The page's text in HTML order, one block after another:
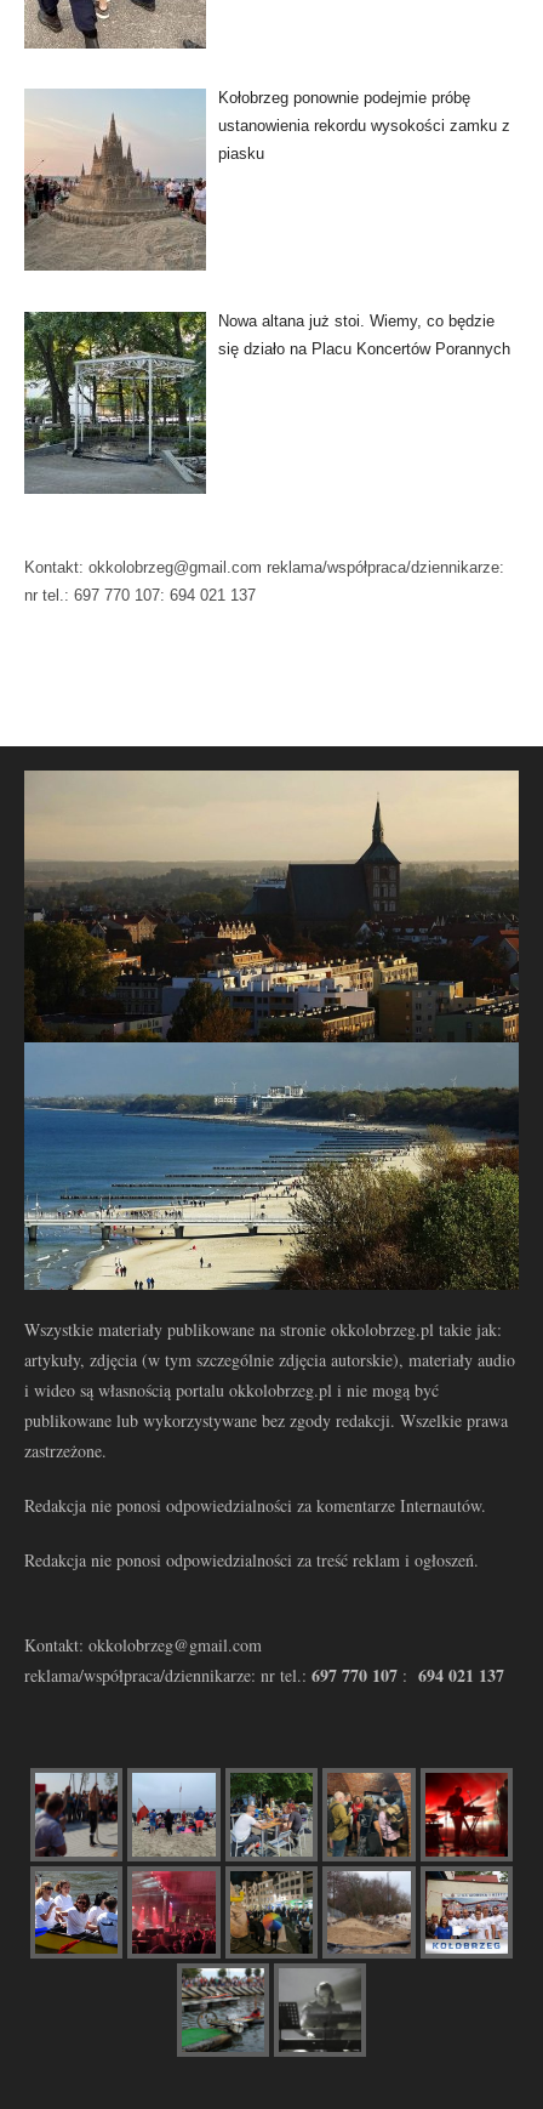
Kołobrzeg ponownie podejmie próbę
ustanowienia rekordu wysokości zamku z
piasku
Nowa altana już stoi. Wiemy, co będzie
się działo na Placu Koncertów Porannych
Kontakt: okkolobrzeg@gmail.com reklama/współpraca/dziennikarze:
nr tel.: 697 770 107: 694 021 137
Wszystkie materiały publikowane na stronie okkolobrzeg.pl takie jak:
artykuły, zdjęcia (w tym szczególnie zdjęcia autorskie), materiały audio
i wideo są własnością portalu okkolobrzeg.pl i nie mogą być
publikowane lub wykorzystywane bez zgody redakcji. Wszelkie prawa
zastrzeżone.
Redakcja nie ponosi odpowiedzialności za komentarze Internautów.
Redakcja nie ponosi odpowiedzialności za treść reklam i ogłoszeń.
Kontakt: okkolobrzeg@gmail.com
reklama/współpraca/dziennikarze: nr tel.: 697 770 107 : 694 021 137